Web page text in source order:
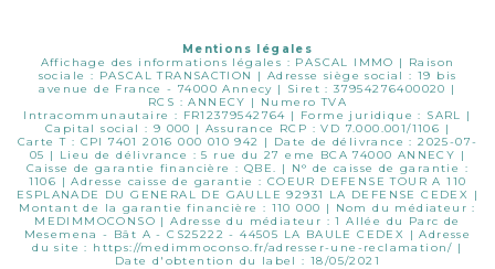
Mentions légales
Affichage des informations légales : PASCAL IMMO | Raison
sociale : PASCAL TRANSACTION | Adresse siège social : 19 bis
avenue de France - 74000 Annecy | Siret : 37954276400020 |
RCS : ANNECY | Numero TVA
Intracommunautaire : FR12379542764 | Forme juridique : SARL |
Capital social : 9 000 | Assurance RCP : VD 7.000.001/1106 |
Carte T : CPI 7401 2016 000 010 942 | Date de délivrance : 2025-07-
05 | Lieu de délivrance : 5 rue du 27 eme BCA 74000 ANNECY |
Caisse de garantie financière : QBE. | N° de caisse de garantie :
1106 | Adresse caisse de garantie : COEUR DEFENSE TOUR A 110
ESPLANADE DU GENERAL DE GAULLE 92931 LA DEFENSE CEDEX |
Montant de la garantie financière : 110 000 | Nom du médiateur :
MEDIMMOCONSO | Adresse du médiateur : 1 Allée du Parc de
Mesemena - Bât A - CS25222 - 44505 LA BAULE CEDEX | Adresse
du site : https://medimmoconso.fr/adresser-une-reclamation/ |
Date d'obtention du label : 18/05/2021